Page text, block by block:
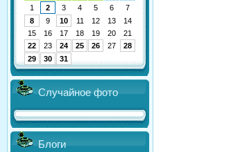
1
2 3 4 5 6
7
8
9 10 11 12 13
14
15
16 17 18 19 20
21
22
23 24 25 26 27
28
29
30 31
Случайное фото
Блоги